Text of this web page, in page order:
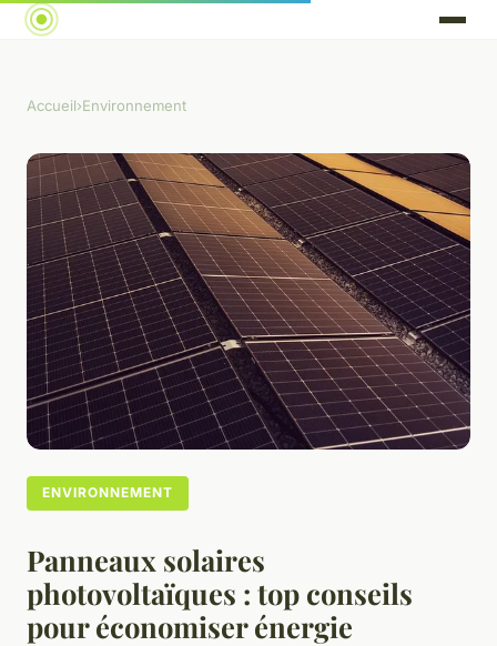
Accueil›Environnement
ENVIRONNEMENT
Panneaux solaires
photovoltaïques : top conseils
pour économiser énergie